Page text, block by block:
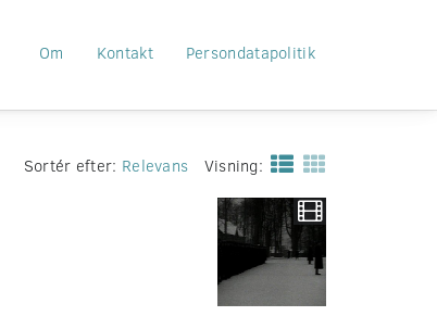
Om Kontakt Persondatapolitik
Sortér efter: Relevans Visning: